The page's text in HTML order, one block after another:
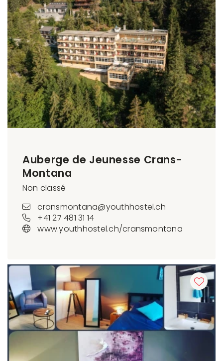
Auberge de Jeunesse Crans-
Montana
Non classé
cransmontana@youthhostel.ch
+41 27 481 31 14
www.youthhostel.ch/cransmontana